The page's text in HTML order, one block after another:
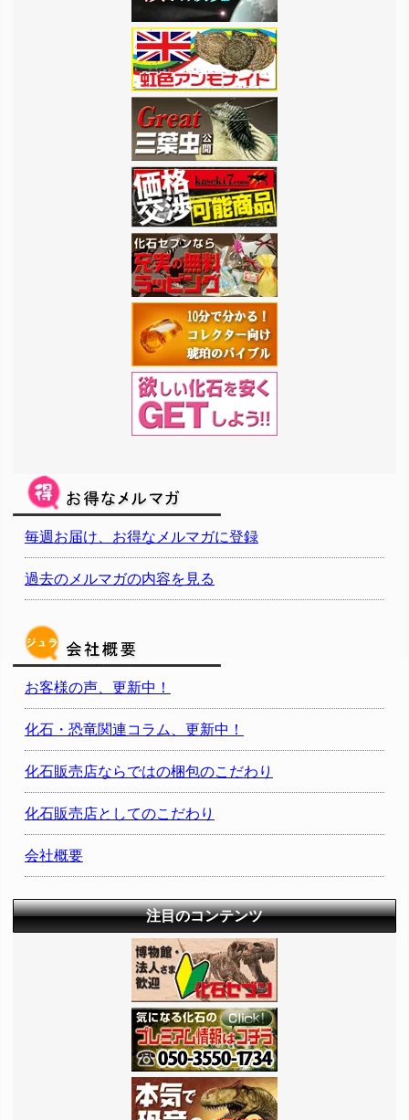
毎週お届け、お得なメルマガに登録
過去のメルマガの内容を見る
お客様の声、更新中！
化石・恐竜関連コラム、更新中！
化石販売店ならではの梱包のこだわり
化石販売店としてのこだわり
会社概要
注目のコンテンツ